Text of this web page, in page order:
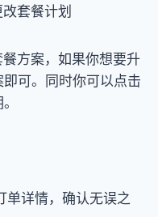
案，如果你想要升
可。同时你可以点击
详情，确认无误之